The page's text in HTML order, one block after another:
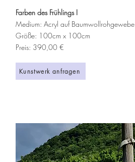
Farben des Frühlings I
Medium: Acryl auf Baumwollrohgewebe
Größe: 100cm x 100cm
Preis: 390,00 €
Kunstwerk anfragen